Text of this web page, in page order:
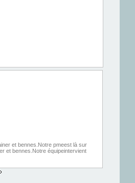
et bennes.Notre pmeest là sur
et bennes.Notre équipeintervient